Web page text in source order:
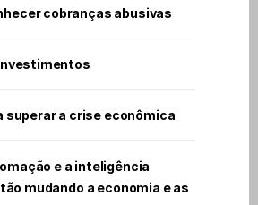
cobranças abusivas
superar a crise econômica
e a inteligência
mudando a economia e as